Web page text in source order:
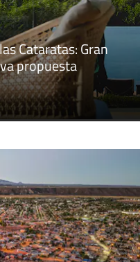
Cataratas: Gran
propuesta